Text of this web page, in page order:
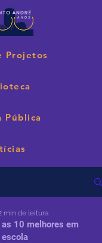
Projetos
Pública
10 melhores em
escola
min de leitura